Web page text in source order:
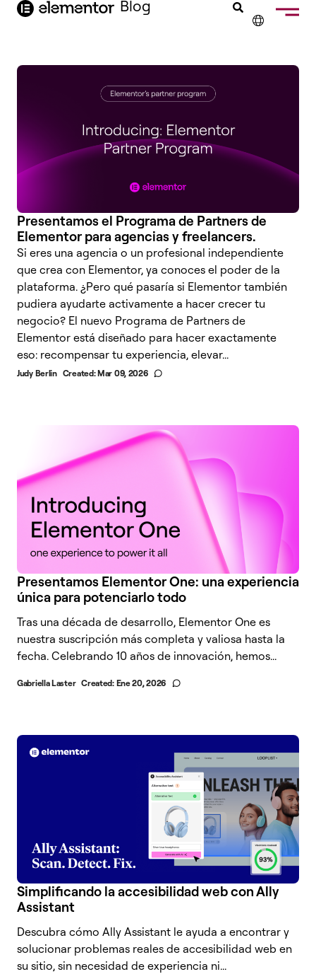
contenido Blog
ENGLISH
FRANÇAIS
DEUTSCH
Presentamos el Programa de Partners de
Elementor para agencias y freelancers.
Si eres una agencia o un profesional independiente
que crea con Elementor, ya conoces el poder de la
plataforma. ¿Pero qué pasaría si Elementor también
pudiera ayudarte activamente a hacer crecer tu
negocio? El nuevo Programa de Partners de
Elementor está diseñado para hacer exactamente
eso: recompensar tu experiencia, elevar...
Judy Berlin Created:Mar 09, 2026
Presentamos Elementor One: una experiencia
única para potenciarlo todo
Tras una década de desarrollo, Elementor One es
nuestra suscripción más completa y valiosa hasta la
fecha. Celebrando 10 años de innovación, hemos...
Gabriella Laster Created: Ene 20, 2026
Simplificando la accesibilidad web con Ally
Assistant
Descubra cómo Ally Assistant le ayuda a encontrar y
solucionar problemas reales de accesibilidad web en
su sitio, sin necesidad de experiencia ni...